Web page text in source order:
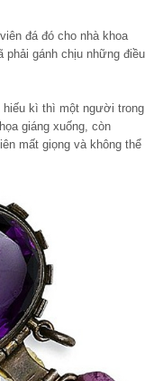
đá đó cho nhà khoa
phải gánh chịu những điều
hiếu kì thì một người trong
giáng xuống, còn
mất giọng và không thể